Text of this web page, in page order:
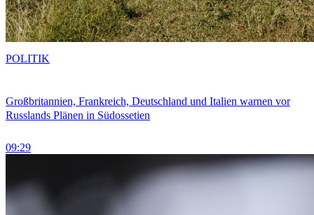
Großbritannien, Frankreich, Deutschland und Italien warnen vor
Russlands Plänen in Südossetien
09:29
POLITIK